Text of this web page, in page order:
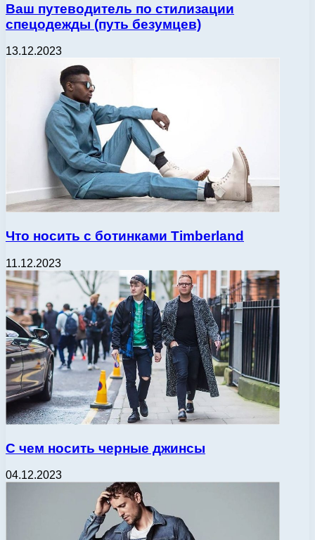
Ваш путеводитель по стилизации
спецодежды (путь безумцев)
13.12.2023
Что носить с ботинками Timberland
11.12.2023
С чем носить черные джинсы
04.12.2023